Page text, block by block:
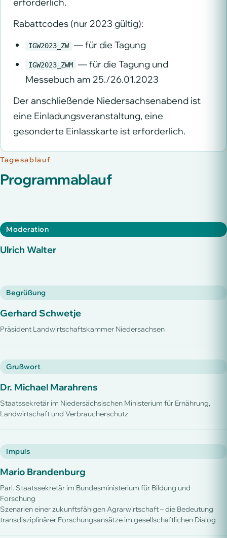
erforderlich.
Rabattcodes (nur 2023 gültig):
IGW2023_ZW — für die Tagung
IGW2023_ZWM
— für die Tagung und
Messebuch am 25./26.01.2023
Der anschließende Niedersachsenabend ist
eine Einladungsveranstaltung, eine
gesonderte Einlasskarte ist erforderlich.
Tagesablauf
Programmablauf
Moderation
Ulrich Walter
Begrüßung
Gerhard Schwetje
Präsident Landwirtschaftskammer Niedersachsen
Grußwort
Dr. Michael Marahrens
Staatssekretär im Niedersächsischen Ministerium für Ernährung,
Landwirtschaft und Verbraucherschutz
Impuls
Mario Brandenburg
Parl. Staatssekretär im Bundesministerium für Bildung und
Forschung
Szenarien einer zukunftsfähigen Agrarwirtschaft – die Bedeutung
transdisziplinärer Forschungsansätze im gesellschaftlichen Dialog